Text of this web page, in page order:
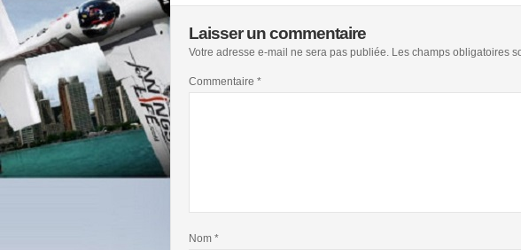
Laisser un commentaire
Votre adresse e-mail ne sera pas publiée. Les champs obligatoires
Commentaire *
Nom *